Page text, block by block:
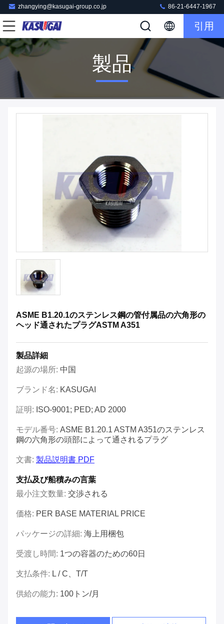
zhangying@kasugai-group.co.jp 86-21-6447-1967
引用
製品
ASME B1.20.1のステンレス鋼の管付属品の六角形の
ヘッド通されたプラグASTM A351
製品詳細
起源の場所: 中国
ブランド名: KASUGAI
証明: ISO-9001; PED; AD 2000
モデル番号: ASME B1.20.1 ASTM A351のステンレス
鋼の六角形の頭部によって通されるプラグ
文書: 製品説明書 PDF
支払及び船積みの言葉
最小注文数量: 交渉される
価格: PER BASE MATERIAL PRICE
パッケージの詳細: 海上用梱包
受渡し時間: 1つの容器のための60日
支払条件: L / C、T/T
供給の能力: 100トン/月